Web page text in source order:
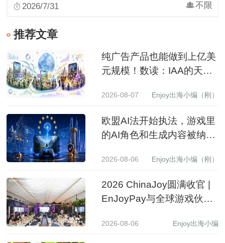
2026/7/31 不限
推荐文章
纯广告产品也能做到上亿美
元规模！数读：IAA的天花
2026-08-07 Enjoy出海小编（刚）
欧盟AI法开始执法，游戏里
的AI角色和生成内容被纳入
2026-08-06 Enjoy出海小编（刚）
2026 ChinaJoy圆满收官 |
EnJoyPay与全球游戏伙伴
2026-08-06 Enjoy出海小编